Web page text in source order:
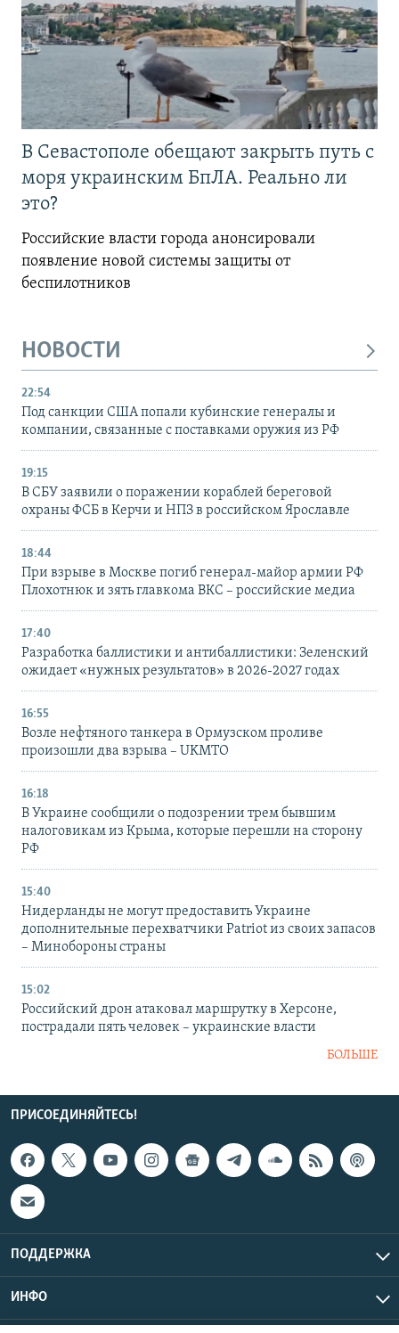
В Севастополе обещают закрыть путь с
моря украинским БпЛА. Реально ли
это?
Российские власти города анонсировали
появление новой системы защиты от
беспилотников
НОВОСТИ
22:54
Под санкции США попали кубинские генералы и
компании, связанные с поставками оружия из РФ
19:15
В СБУ заявили о поражении кораблей береговой
охраны ФСБ в Керчи и НПЗ в российском Ярославле
18:44
При взрыве в Москве погиб генерал-майор армии РФ
Плохотнюк и зять главкома ВКС – российские медиа
17:40
Разработка баллистики и антибаллистики: Зеленский
ожидает «нужных результатов» в 2026-2027 годах
16:55
Возле нефтяного танкера в Ормузском проливе
произошли два взрыва – UKMTO
16:18
В Украине сообщили о подозрении трем бывшим
налоговикам из Крыма, которые перешли на сторону
РФ
15:40
Нидерланды не могут предоставить Украине
дополнительные перехватчики Patriot из своих запасов
– Минобороны страны
15:02
Российский дрон атаковал маршрутку в Херсоне,
пострадали пять человек – украинские власти
БОЛЬШЕ
ПРИСОЕДИНЯЙТЕСЬ!
ПОДДЕРЖКА
ИНФО